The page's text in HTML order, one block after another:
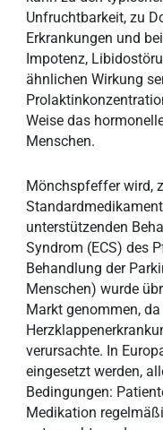
Unfruchtbarkeit, zu
Erkrankungen und
Impotenz,
ähnlichen Wirkung
Weise das
Menschen.
Mönchspfeffer wird,
unterstützenden
Syndrom (ECS) des
Behandlung der
Menschen) wurde
Markt genommen,
verursachte. In
eingesetzt werden,
Bedingungen:
Medikation